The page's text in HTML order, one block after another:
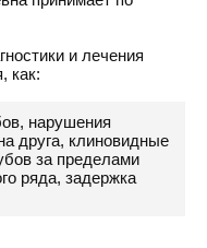
и лечения
как:
нарушения
друга, клиновидные
за пределами
ряда, задержка